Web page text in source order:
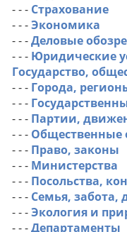
- - - Страхование
- - -Экономика
- - -Деловые
- - - Юридические
Государство,
- - - Города,
- - -
- - - Партии,
- - - Общественные
- - - Право, законы
- - - Министерства
- - - Посольства,
- - - Семья, забота,
- - -Экология и
- - -Департаменты